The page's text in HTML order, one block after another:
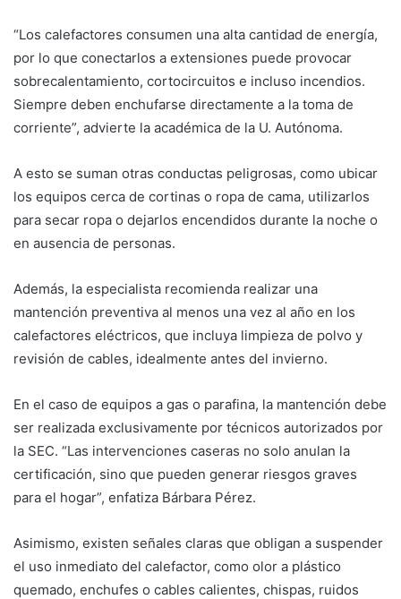
“Los calefactores consumen una alta cantidad de energía,
por lo que conectarlos a extensiones puede provocar
sobrecalentamiento, cortocircuitos e incluso incendios.
Siempre deben enchufarse directamente a la toma de
corriente”, advierte la académica de la U. Autónoma.
A esto se suman otras conductas peligrosas, como ubicar
los equipos cerca de cortinas o ropa de cama, utilizarlos
para secar ropa o dejarlos encendidos durante la noche o
en ausencia de personas.
Además, la especialista recomienda realizar una
mantención preventiva al menos una vez al año en los
calefactores eléctricos, que incluya limpieza de polvo y
revisión de cables, idealmente antes del invierno.
En el caso de equipos a gas o parafina, la mantención debe
ser realizada exclusivamente por técnicos autorizados por
la SEC. “Las intervenciones caseras no solo anulan la
certificación, sino que pueden generar riesgos graves
para el hogar”, enfatiza Bárbara Pérez.
Asimismo, existen señales claras que obligan a suspender
el uso inmediato del calefactor, como olor a plástico
quemado, enchufes o cables calientes, chispas, ruidos